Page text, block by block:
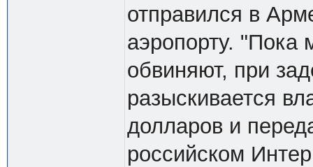
отправился в
аэропорту. "Пока
обвиняют, при
разыскивается
долларов и
российском